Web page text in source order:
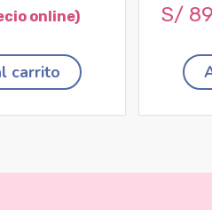
carrito
S/ 89